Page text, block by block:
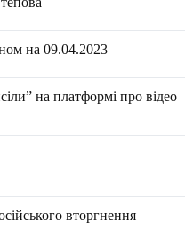
на 09.04.2023
на платформі про відео
вторгнення